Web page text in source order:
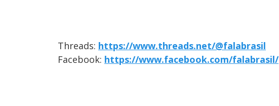
Threads: https://www.threads.net/@falabrasil
Facebook: https://www.facebook.com/falabrasil/